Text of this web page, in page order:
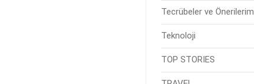
Tecrübeler ve Önerilerim
Teknoloji
TOP STORIES